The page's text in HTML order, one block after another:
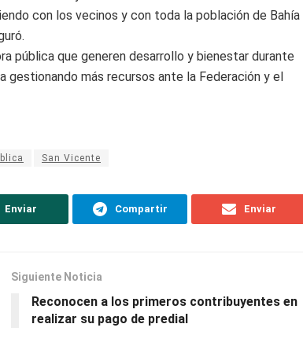
con los vecinos y con toda la población de Bahía
pública que generen desarrollo y bienestar durante
gestionando más recursos ante la Federación y el
San Vicente
Enviar Compartir Enviar
Siguiente Noticia
Reconocen a los primeros contribuyentes en
realizar su pago de predial